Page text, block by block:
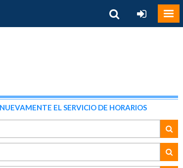
EL SERVICIO DE HORARIOS